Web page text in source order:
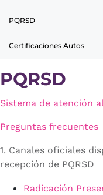
PQRSD
Certificaciones Autos
PQRSD
Sistema de atención
Preguntas frecuentes
1. Canales oficiales
recepción de PQRSD
Radicación